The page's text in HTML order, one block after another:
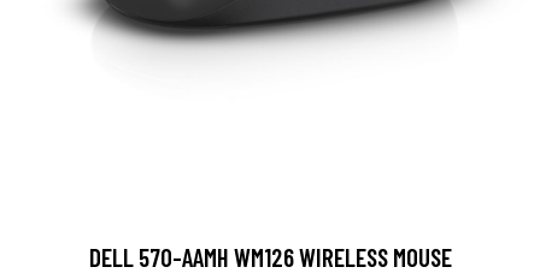
DELL 570-AAMH WM126 WIRELESS MOUSE